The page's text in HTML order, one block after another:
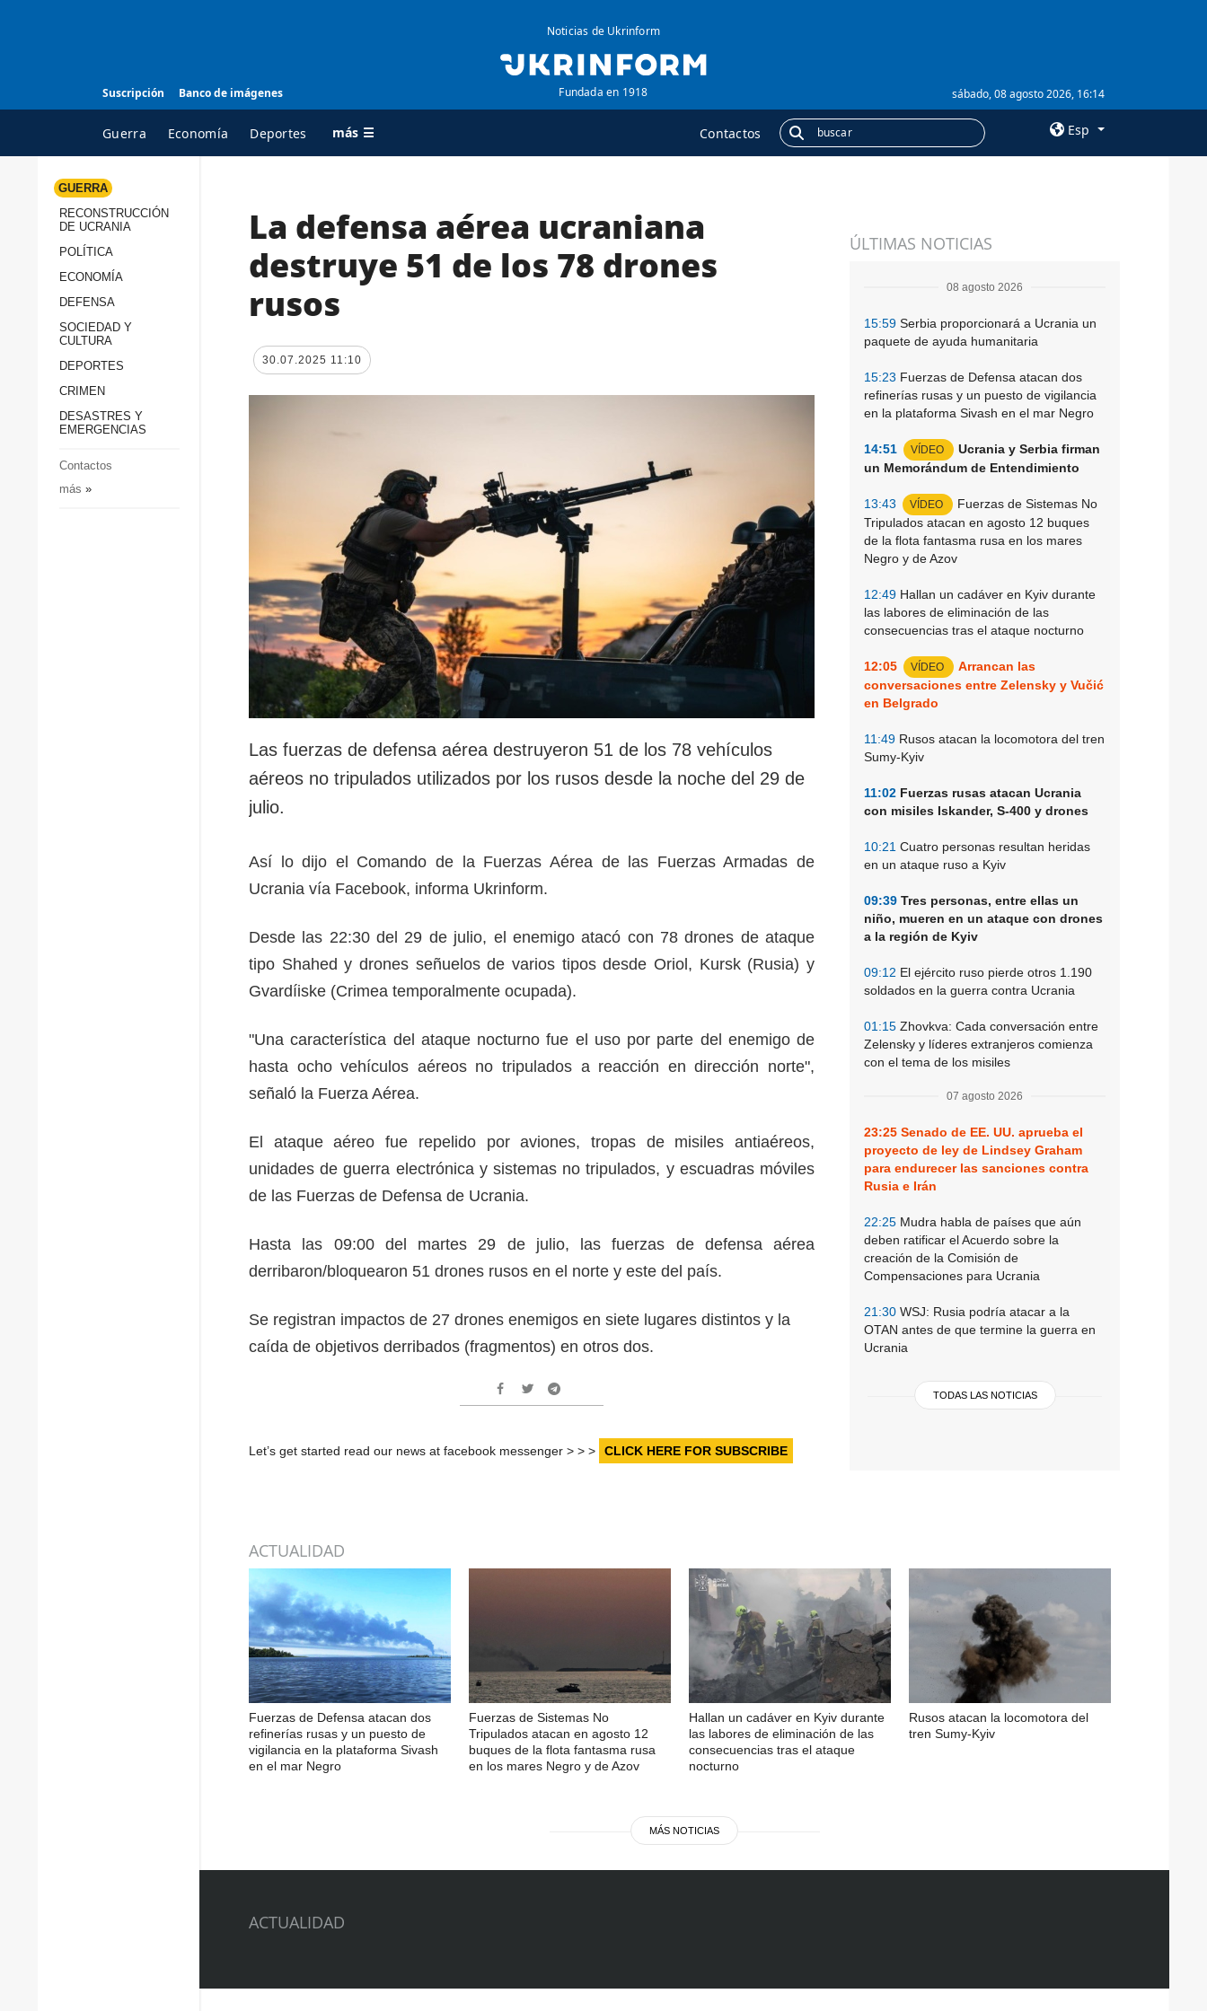
Suscripción Banco de imágenes
Noticias de Ukrinform
Fundada en 1918 sábado, 08 agosto 2026, 16:14
Guerra Economía Deportes más ☰ Contactos Esp
TODAS LAS
Reconstrucción de
Sociedad y Cultura
AGENCIA
sobre la agencia
contacto
ADICIONAL
Publicaciones
Releases
Suscripción
GUERRA
RECONSTRUCCIÓN
DE UCRANIA
POLÍTICA
ECONOMÍA
DEFENSA
SOCIEDAD Y
CULTURA
DEPORTES
CRIMEN
DESASTRES Y
EMERGENCIAS
Contactos
más »
ÚLTIMAS NOTICIAS
08 agosto 2026
15:59 Serbia proporcionará a Ucrania un
paquete de ayuda humanitaria
15:23 Fuerzas de Defensa atacan dos
refinerías rusas y un puesto de vigilancia
en la plataforma Sivash en el mar Negro
14:51 VÍDEO
Ucrania y Serbia firman
un Memorándum de Entendimiento
13:43 VÍDEO
Fuerzas de Sistemas No
Tripulados atacan en agosto 12 buques
de la flota fantasma rusa en los mares
Negro y de Azov
12:49 Hallan un cadáver en Kyiv durante
las labores de eliminación de las
consecuencias tras el ataque nocturno
12:05 VÍDEO
Arrancan las
conversaciones entre Zelensky y Vučić
en Belgrado
11:49 Rusos atacan la locomotora del tren
Sumy-Kyiv
11:02 Fuerzas rusas atacan Ucrania
con misiles Iskander, S-400 y drones
10:21 Cuatro personas resultan heridas
en un ataque ruso a Kyiv
09:39 Tres personas, entre ellas un
niño, mueren en un ataque con drones
a la región de Kyiv
09:12 El ejército ruso pierde otros 1.190
soldados en la guerra contra Ucrania
01:15 Zhovkva: Cada conversación entre
Zelensky y líderes extranjeros comienza
con el tema de los misiles
07 agosto 2026
23:25 Senado de EE. UU. aprueba el
proyecto de ley de Lindsey Graham
para endurecer las sanciones contra
Rusia e Irán
22:25 Mudra habla de países que aún
deben ratificar el Acuerdo sobre la
creación de la Comisión de
Compensaciones para Ucrania
21:30 WSJ: Rusia podría atacar a la
OTAN antes de que termine la guerra en
Ucrania
TODAS LAS NOTICIAS
La defensa aérea ucraniana
destruye 51 de los 78 drones
rusos
30.07.2025 11:10
Las fuerzas de defensa aérea destruyeron 51 de los 78 vehículos
aéreos no tripulados utilizados por los rusos desde la noche del 29 de
julio.
Así lo dijo el Comando de la Fuerzas Aérea de las Fuerzas Armadas de
Ucrania vía Facebook, informa Ukrinform.
Desde las 22:30 del 29 de julio, el enemigo atacó con 78 drones de ataque
tipo Shahed y drones señuelos de varios tipos desde Oriol, Kursk (Rusia) y
Gvardíiske (Crimea temporalmente ocupada).
"Una característica del ataque nocturno fue el uso por parte del enemigo de
hasta ocho vehículos aéreos no tripulados a reacción en dirección norte",
señaló la Fuerza Aérea.
El ataque aéreo fue repelido por aviones, tropas de misiles antiaéreos,
unidades de guerra electrónica y sistemas no tripulados, y escuadras móviles
de las Fuerzas de Defensa de Ucrania.
Hasta las 09:00 del martes 29 de julio, las fuerzas de defensa aérea
derribaron/bloquearon 51 drones rusos en el norte y este del país.
Se registran impactos de 27 drones enemigos en siete lugares distintos y la
caída de objetivos derribados (fragmentos) en otros dos.
Let’s get started read our news at facebook messenger > > > CLICK HERE FOR SUBSCRIBE
ACTUALIDAD
Fuerzas de Defensa atacan dos
refinerías rusas y un puesto de
vigilancia en la plataforma Sivash
en el mar Negro
Fuerzas de Sistemas No
Tripulados atacan en agosto 12
buques de la flota fantasma rusa
en los mares Negro y de Azov
Hallan un cadáver en Kyiv durante
las labores de eliminación de las
consecuencias tras el ataque
nocturno
Rusos atacan la locomotora del
tren Sumy-Kyiv
MÁS NOTICIAS
ACTUALIDAD